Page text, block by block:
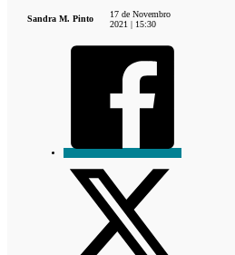
Sandra M. Pinto
17 de Novembro
2021 | 15:30